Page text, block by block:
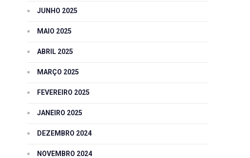
JUNHO 2025
MAIO 2025
ABRIL 2025
MARÇO 2025
FEVEREIRO 2025
JANEIRO 2025
DEZEMBRO 2024
NOVEMBRO 2024